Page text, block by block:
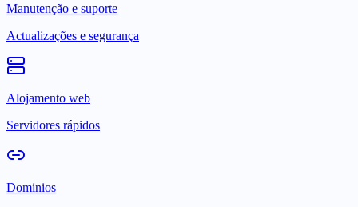
Manutenção e suporte
Actualizações e segurança
Alojamento web
Servidores rápidos
Dominios